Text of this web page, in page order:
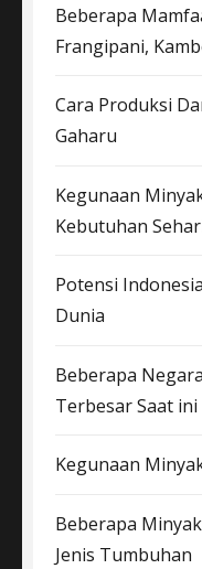
Beberapa
Frangipani,
Cara Produksi
Gaharu
Kegunaan
Kebutuhan
Potensi
Dunia
Beberapa
Terbesar Saat ini
Kegunaan
Beberapa
Jenis Tumbuhan